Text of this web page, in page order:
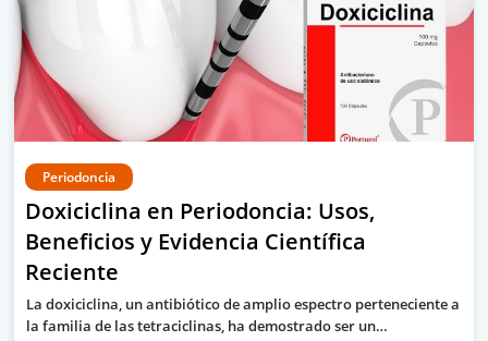
Periodoncia
Doxiciclina en Periodoncia: Usos,
Beneficios y Evidencia Científica
Reciente
La doxiciclina, un antibiótico de amplio espectro perteneciente a
la familia de las tetraciclinas, ha demostrado ser un…